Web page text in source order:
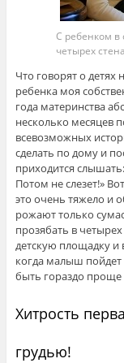
С ребенком в
четырех
Что говорят о
ребенка моя
года материнства
несколько месяцев
всевозможных
сделать по дому и
приходится
Потом не слезет!»
это очень тяжело и
рожают только
прозябать в
детскую площадку
когда малыш пойдет
быть гораздо проще
Хитрость
грудью!